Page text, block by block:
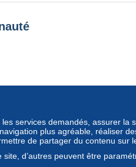
services demandés, assurer la
plus agréable, réaliser
de partager du contenu sur
d’autres peuvent être